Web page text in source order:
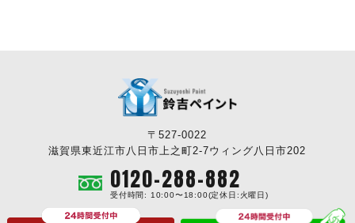
〒527-0022
滋賀県東近江市八日市上之町2-7ウィング八日市202
0120-288-882
受付時間: 10:00〜18:00(定休日:火曜日)